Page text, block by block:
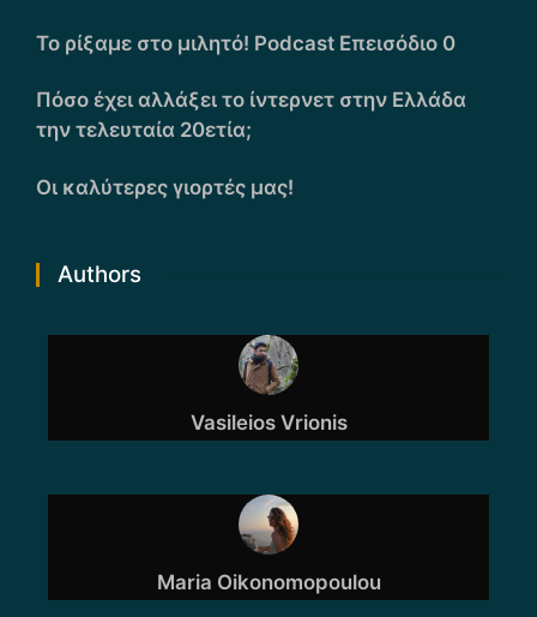
Το ρίξαμε στο μιλητό! Podcast Επεισόδιο 0
Πόσο έχει αλλάξει το ίντερνετ στην Ελλάδα
την τελευταία 20ετία;
Οι καλύτερες γιορτές μας!
Authors
Vasileios Vrionis
Maria Oikonomopoulou